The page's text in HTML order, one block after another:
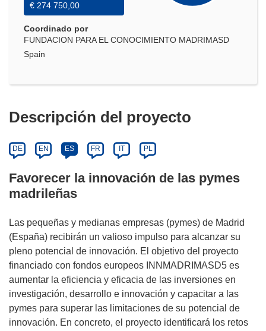
€ 274 750,00
Coordinado por
FUNDACION PARA EL CONOCIMIENTO MADRIMASD
Spain
Descripción del proyecto
DE EN ES FR IT PL
Favorecer la innovación de las pymes
madrileñas
Las pequeñas y medianas empresas (pymes) de Madrid
(España) recibirán un valioso impulso para alcanzar su
pleno potencial de innovación. El objetivo del proyecto
financiado con fondos europeos INNMADRIMASD5 es
aumentar la eficiencia y eficacia de las inversiones en
investigación, desarrollo e innovación y capacitar a las
pymes para superar las limitaciones de su potencial de
innovación. En concreto, el proyecto identificará los retos